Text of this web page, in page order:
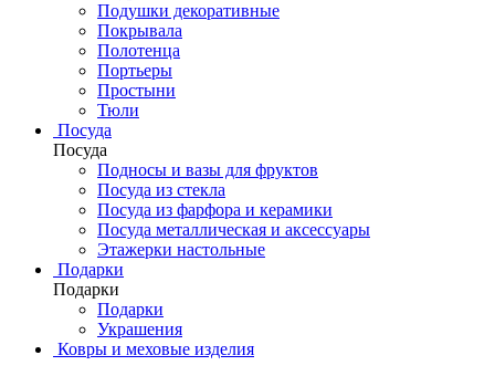
Подушки декоративные
Покрывала
Полотенца
Портьеры
Простыни
Тюли
Посуда
Посуда
Подносы и вазы для фруктов
Посуда из стекла
Посуда из фарфора и керамики
Посуда металлическая и аксессуары
Этажерки настольные
Подарки
Подарки
Подарки
Украшения
Ковры и меховые изделия